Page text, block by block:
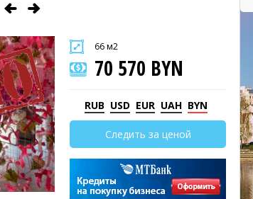
66 м2
70 570 BYN
RUB USD EUR UAH BYN
Следить за ценой